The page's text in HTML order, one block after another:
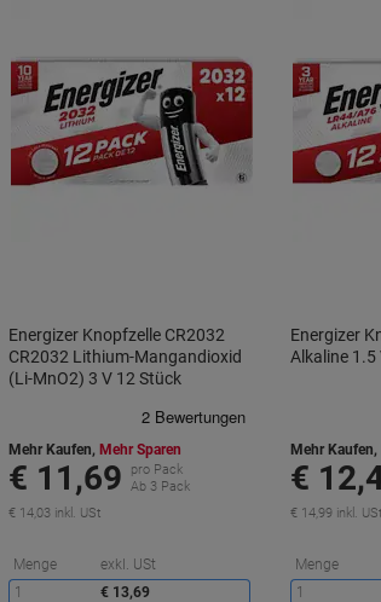
Energizer Knopfzelle CR2032
CR2032 Lithium-Mangandioxid
(Li-MnO2) 3 V 12 Stück
Mehr Kaufen, Mehr Sparen
€ 11,69
pro Pack
Ab 3 Pack
€ 14,03 inkl. USt
Menge exkl. USt
sparen
1
€ 13,69
Energizer
Alkaline 1.5
Mehr Kaufen,
€
€ 14,99 inkl. USt
Menge
1